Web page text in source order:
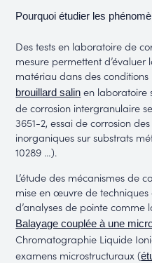
Pourquoi étudier les
Des tests en laboratoire de
mesure permettent d’évaluer
matériau dans des
brouillard salin en laboratoire
de corrosion intergranulaire
3651-2, essai de corrosion
inorganiques sur substrats
10289 …).
L’étude des mécanismes de
mise en œuvre de techniques
d’analyses de pointe comme
Balayage couplée à une
Chromatographie Liquide
examens microstructuraux (